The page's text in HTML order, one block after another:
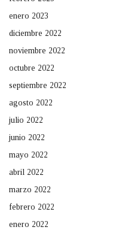
enero 2023
diciembre 2022
noviembre 2022
octubre 2022
septiembre 2022
agosto 2022
julio 2022
junio 2022
mayo 2022
abril 2022
marzo 2022
febrero 2022
enero 2022